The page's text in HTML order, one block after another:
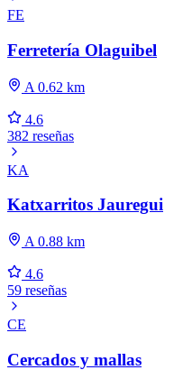
FE
Ferretería Olaguibel
A 0.62 km
4.6
382 reseñas
KA
Katxarritos Jauregui
A 0.88 km
4.6
59 reseñas
CE
Cercados y mallas